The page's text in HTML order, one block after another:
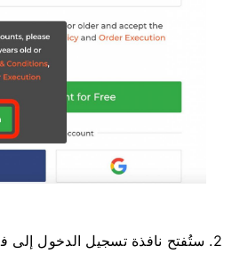
2. ستُفتح نافذة تسجيل الدخول